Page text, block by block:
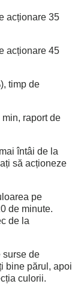
acționare 35
acționare 45
timp de
raport de
întâi de la
să acționeze
pe
de minute.
de la
surse de
bine părul, apoi
culorii.